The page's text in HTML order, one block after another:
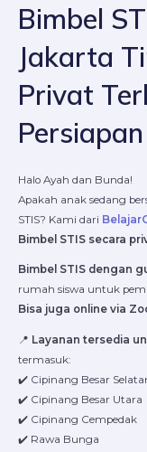
Bimbel
Jakarta
Privat
Halo Ayah dan Bunda!
Apakah anak sedang
STIS? Kami dari
Bimbel STIS secara
Bimbel STIS dengan
rumah siswa untuk
Bisa juga online via
📍 Layanan tersedia
termasuk:
✔️ Cipinang Besar
✔️ Cipinang Besar Utara
✔️ Cipinang Cempedak
✔️ Rawa Bunga